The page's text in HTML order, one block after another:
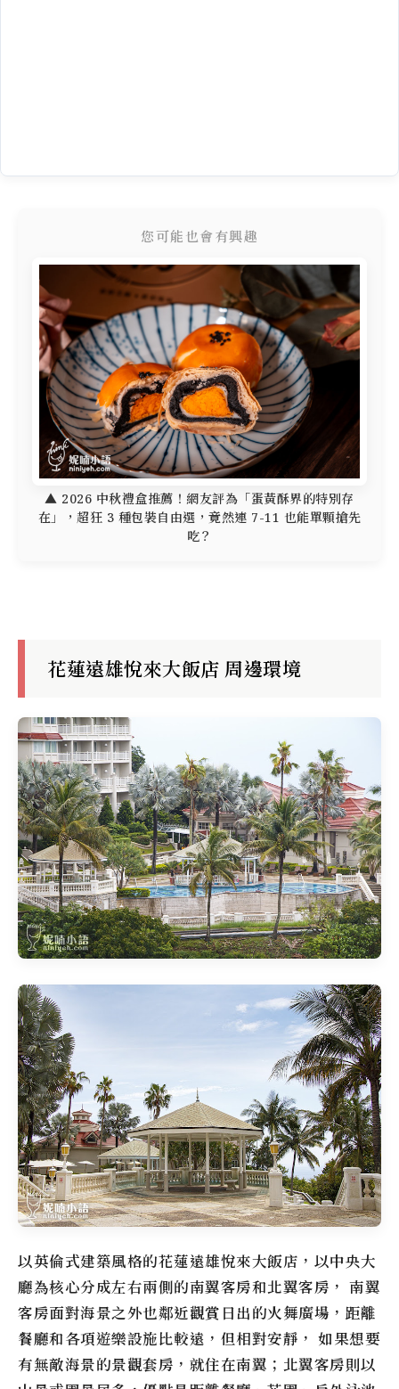
您可能也會有興趣
▲ 2026 中秋禮盒推薦！網友評為「蛋黃酥界的特別存
在」，超狂 3 種包裝自由選，竟然連 7-11 也能單顆搶先
吃？
花蓮遠雄悅來大飯店 周邊環境
以英倫式建築風格的花蓮遠雄悅來大飯店，以中央大
廳為核心分成左右兩側的南翼客房和北翼客房， 南翼
客房面對海景之外也鄰近觀賞日出的火舞廣場，距離
餐廳和各項遊樂設施比較遠，但相對安靜， 如果想要
有無敵海景的景觀套房，就住在南翼；北翼客房則以